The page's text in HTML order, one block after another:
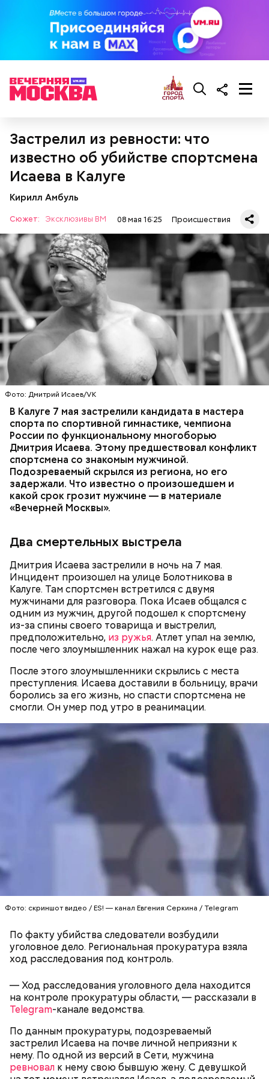
Застрелил из ревности: что
известно об убийстве спортсмена
Исаева в Калуге
Кирилл Амбуль
Сюжет: Эксклюзивы ВМ 08 мая 16:25 Происшествия
Фото: Дмитрий Исаев/VK
В Калуге 7 мая застрелили кандидата в мастера
спорта по спортивной гимнастике, чемпиона
России по функциональному многоборью
Дмитрия Исаева. Этому предшествовал конфликт
спортсмена со знакомым мужчиной.
Подозреваемый скрылся из региона, но его
задержали. Что известно о произошедшем и
какой срок грозит мужчине — в материале
«Вечерней Москвы».
Два смертельных выстрела
Дмитрия Исаева застрелили в ночь на 7 мая.
Инцидент произошел на улице Болотникова в
Калуге. Там спортсмен встретился с двумя
мужчинами для разговора. Пока Исаев общался с
одним из мужчин, другой подошел к спортсмену
из-за спины своего товарища и выстрелил,
предположительно, из ружья. Атлет упал на землю,
после чего злоумышленник нажал на курок еще раз.
После этого злоумышленники скрылись с места
преступления. Исаева доставили в больницу, врачи
боролись за его жизнь, но спасти спортсмена не
смогли. Он умер под утро в реанимации.
Фото: скриншот видео / ES! — канал Евгения Серкина / Telegram
По факту убийства следователи возбудили
уголовное дело. Региональная прокуратура взяла
ход расследования под контроль.
— Ход расследования уголовного дела находится
на контроле прокуратуры области, — рассказали в
Telegram-канале ведомства.
По данным прокуратуры, подозреваемый
застрелил Исаева на почве личной неприязни к
нему. По одной из версий в Сети, мужчина
ревновал к нему свою бывшую жену. С девушкой
Приговор Гасанову
Гасанов так и не вернулся в Россию и участвовал в
судебных разбирательствах заочно через своего
адвоката Дмитрия Козяйкина. В январе 2026 года
завершилось предварительное расследование —
мужчину обвинили лишь в отмывании денег. В июле
прокурорзапросил для блогера
шесть лет лишения
свободы. Но суд «сжалился» над инфлюенсером.
4 августа Гасанова заочно приговорили к четырем
годам лишения свободы. Также ему назначили
штраф в размере одного миллиона рублей.
Мужчину признали виновным в легализации
доходов, добытых преступным путем. Квартиру
Гасанова в «Москве-Сити», проданную третьему
лицу, конфисковали.
— Также суд лишил его права заниматься
деятельностью, связанной с администрированием
сайтов электронных или информационно-
телекоммуникационных сетей, сроком на два года,
— сообщили в пресс-службемосковской
прокуратуры.
Адвокат Гасанова Козяйкин заявил, что после
вынесения приговора блогер пребывает в
все тяготы этого приговора, — приводит слова
адвоката ГасановаРЕН ТВ.
Например, сначала он обвинял в отравлении друга
«недоброжелателей», потом признал вину, а еще
через некоторое время назвал смерть приятеля
случайностью. В январе 2026 года он извинился
перед жертвами.
искренние извинения всем людям, которые
физически или душевно пострадали от моих
действий или недействий. Особенно тем, которые
потеряли родного, близкого человека. Молюсь и
надеюсь, что когда-нибудь их душевные раны
смогут зажить, —
сожалел он.
Пытался убить за любовь: как
Затем молодой человек заявил, что хочетзаняться
паломничествоми посетить места захоронения
своих жертв. В случае своего освобождения
начать «нести только добро и пользу людям».
Еще молодой человек хотел отказаться
предоставленного государством адвоката и
самостоятельно защищать себя в суде, но потом
передумал.
К чему приговорили Миссюру